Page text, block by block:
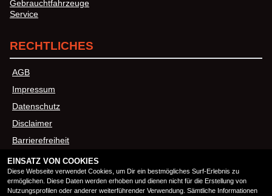
Gebrauchtfahrzeuge
Service
RECHTLICHES
AGB
Impressum
Datenschutz
Disclaimer
Barrierefreiheit
ÖFFNUNGSZEITEN
EINSATZ VON COOKIES
Diese Webseite verwendet Cookies, um Dir ein bestmögliches Surf-Erlebnis zu
ermöglichen. Diese Daten werden erhoben und dienen nicht für die Erstellung von
Nutzungsprofilen oder anderer weiterführender Verwendung. Sämtliche Informationen